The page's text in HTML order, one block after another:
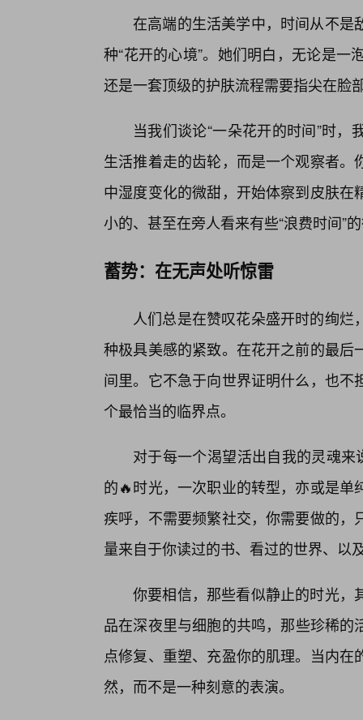
在高端的生活美学中，时间从不是
种“花开的心境”。她们明白，无论是
还是一套顶级的护肤流程需要指尖在脸
当我们谈论“一朵花开的时间”时
生活推着走的齿轮，而是一个观察者
中湿度变化的微甜，开始体察到皮肤
小的、甚至在旁人看来有些“浪费时间”
蓄势：在无声处听惊雷
人们总是在赞叹花朵盛开时的绚
种极具美感的紧致。在花开之前的最
间里。它不急于向世界证明什么，也
个最恰当的临界点。
对于每一个渴望活出自我的灵魂来
的🔥时光，一次职业的转型，亦或是
疾呼，不需要频繁社交，你需要做的
量来自于你读过的书、看过的世界、以
你要相信，那些看似静止的时光，
品在深夜里与细胞的共鸣，那些珍稀
点修复、重塑、充盈你的肌理。当内
然，而不是一种刻意的表演。